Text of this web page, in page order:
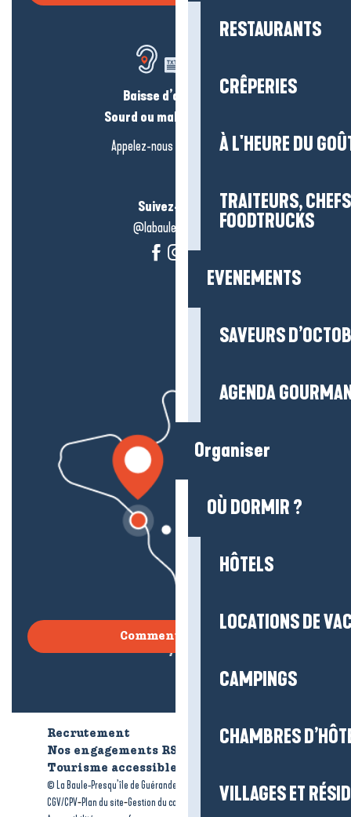
RESTAURANTS
CRÊPERIES
À L'HEURE DU
TRAITEURS,
FOODTRUCKS
EVENEMENTS
SAVEURS
AGENDA
Organiser
OÙ DORMIR ?
HÔTELS
LOCATIONS DE
CAMPINGS
CHAMBRES
VILLAGES ET
Baisse d’audition ?
Sourd ou malentendant ?
Appelez-nous en
cliquant-ici
Suivez-nous !
@labauleguérande
Comment venir ?
Recrutement
Qui sommes-nous ?
Nos engagements RSE
Tourisme accessible
© La Baule-Presqu’île de Guérande tourisme Mentions légales-
CGV/CPV-Plan du site-Gestion du consentement -